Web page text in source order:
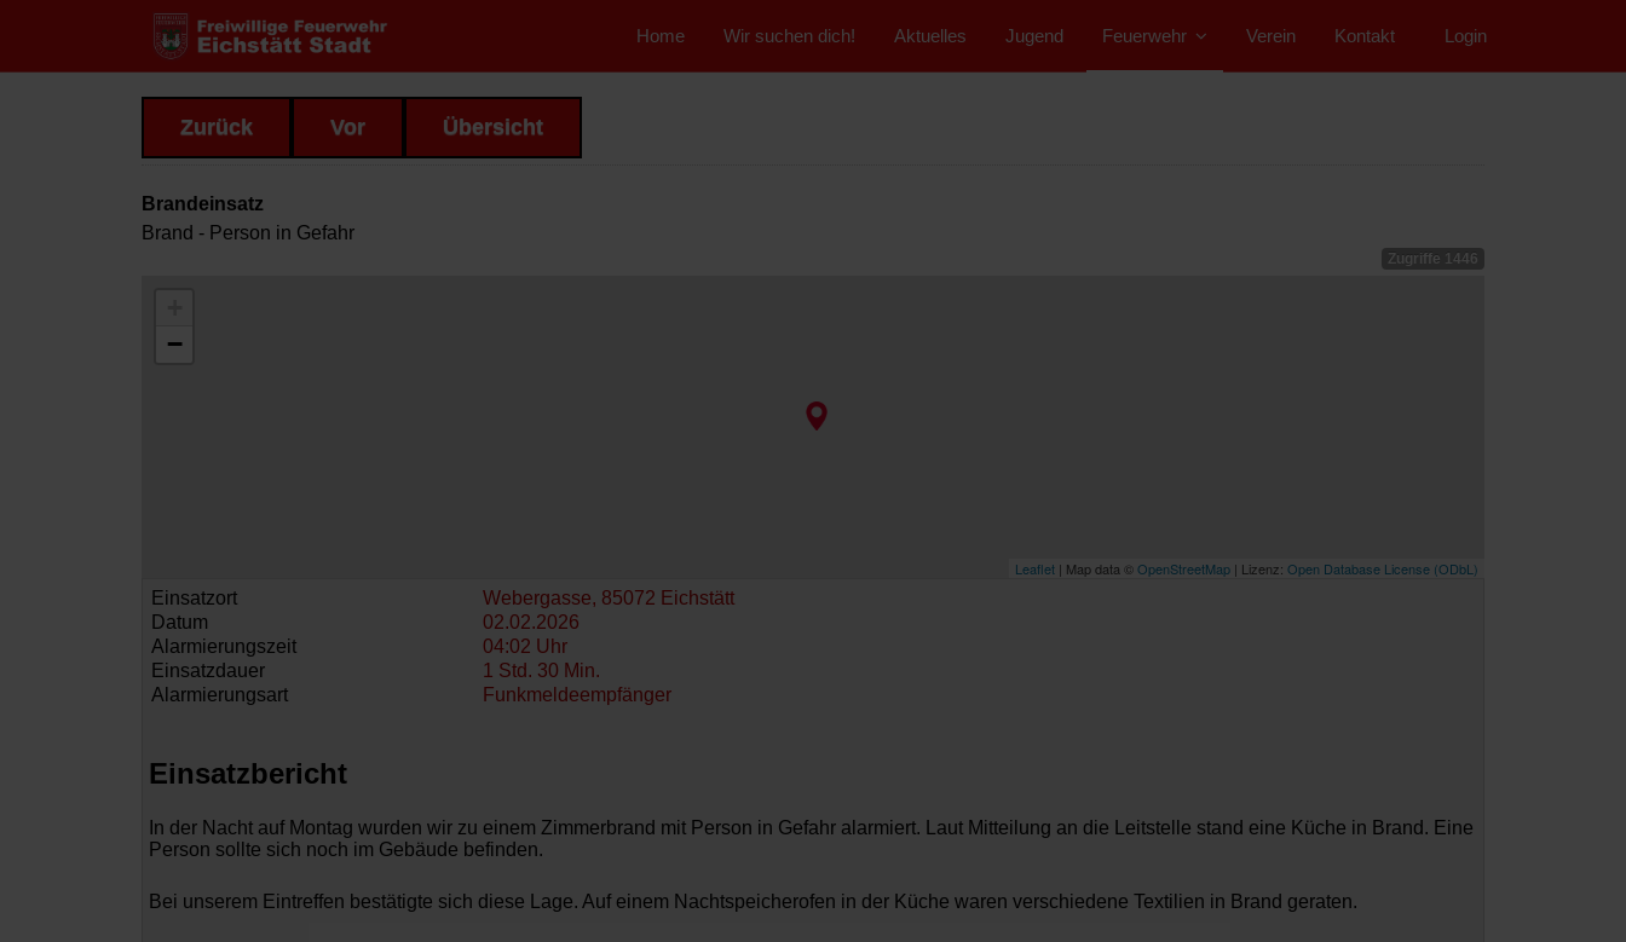
Home Wir suchen dich! Aktuelles Jugend Feuerwehr Verein Kontakt Login
Zurück Vor Übersicht
Brandeinsatz
Brand - Person in Gefahr
Zugriffe 1446
−
Leaflet | Map data © OpenStreetMap | Lizenz: Open Database License (ODbL)
Einsatzort
Webergasse, 85072 Eichstätt
Datum
02.02.2026
Alarmierungszeit
04:02 Uhr
Einsatzdauer
1 Std. 30 Min.
Alarmierungsart
Funkmeldeempfänger
Einsatzbericht
In der Nacht auf Montag wurden wir zu einem Zimmerbrand mit Person in Gefahr alarmiert. Laut Mitteilung an die Leitstelle stand eine Küche in Brand. Eine
Person sollte sich noch im Gebäude befinden.
Bei unserem Eintreffen bestätigte sich diese Lage. Auf einem Nachtspeicherofen in der Küche waren verschiedene Textilien in Brand geraten.